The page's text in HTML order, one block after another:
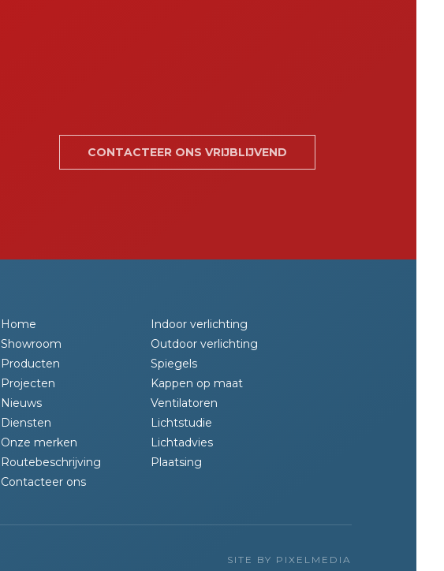
CONTACTEER ONS VRIJBLIJVEND
Home
Showroom
Producten
Projecten
Nieuws
Diensten
Onze merken
Routebeschrijving
Contacteer ons
Indoor verlichting
Outdoor verlichting
Spiegels
Kappen op maat
Ventilatoren
Lichtstudie
Lichtadvies
Plaatsing
SITE BY PIXELMEDIA